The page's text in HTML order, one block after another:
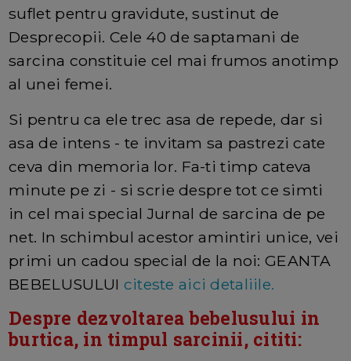
suflet pentru gravidute, sustinut de
Desprecopii. Cele 40 de saptamani de
sarcina constituie cel mai frumos anotimp
al unei femei.
Si pentru ca ele trec asa de repede, dar si
asa de intens - te invitam sa pastrezi cate
ceva din memoria lor. Fa-ti timp cateva
minute pe zi - si scrie despre tot ce simti
in cel mai special Jurnal de sarcina de pe
net. In schimbul acestor amintiri unice, vei
primi un cadou special de la noi: GEANTA
BEBELUSULUI citeste aici detaliile.
Despre dezvoltarea bebelusului in
burtica, in timpul sarcinii, cititi: